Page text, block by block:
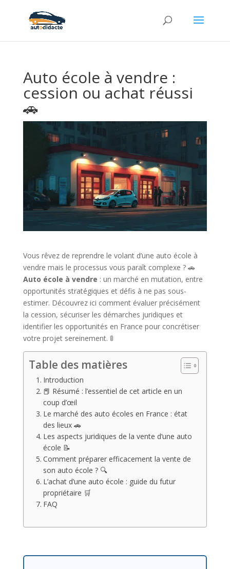
Auto école à vendre :
cession ou achat réussi
🚗
Vous rêvez de reprendre le volant d’une auto école à
vendre mais le processus vous paraît complexe ? 🚗
Auto école à vendre : un marché en mutation, entre
opportunités stratégiques et défis à ne pas sous-
estimer. Découvrez ici comment évaluer précisément
la cession, sécuriser les démarches juridiques et
identifier les opportunités en France pour concrétiser
votre projet sereinement. 🚦
Table des matières
Introduction
📕 Résumé : l’essentiel de cet article en un
coup d’œil
Le marché des auto écoles en France : état
des lieux 🚗
Les aspects juridiques de la vente d’une auto
école 📝
Comment préparer efficacement la vente de
son auto école ? 🔍
L’achat d’une auto école : guide du futur
propriétaire 🛒
FAQ